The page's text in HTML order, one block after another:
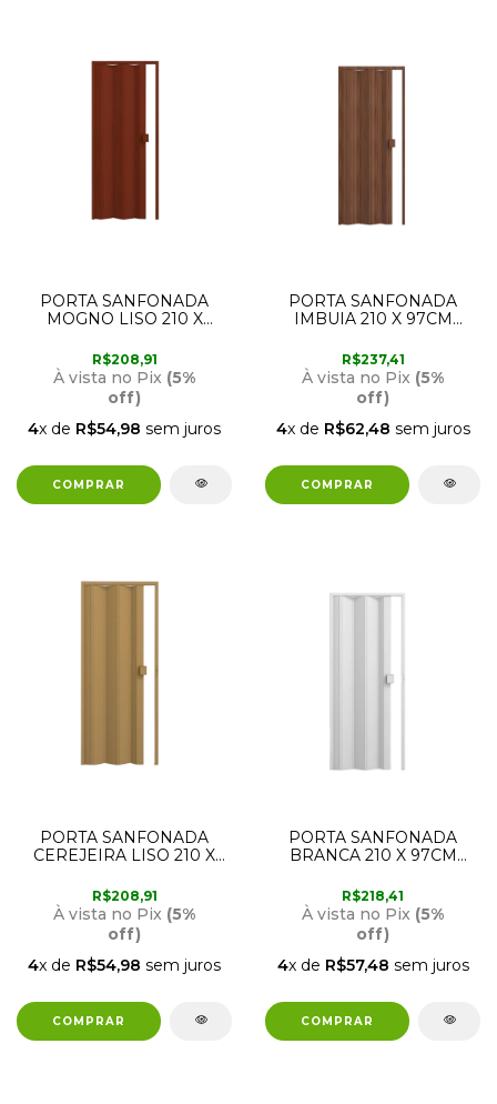
PORTA SANFONADA
MOGNO LISO 210 X
R$208,91
À vista no Pix (5%
off)
4x de R$54,98 sem juros
PORTA SANFONADA
IMBUIA 210 X 97CM
R$237,41
À vista no Pix (5%
off)
4x de R$62,48 sem juros
PORTA SANFONADA
CEREJEIRA LISO 210 X
R$208,91
À vista no Pix (5%
off)
4x de R$54,98 sem juros
PORTA SANFONADA
BRANCA 210 X 97CM
R$218,41
À vista no Pix (5%
off)
4x de R$57,48 sem juros